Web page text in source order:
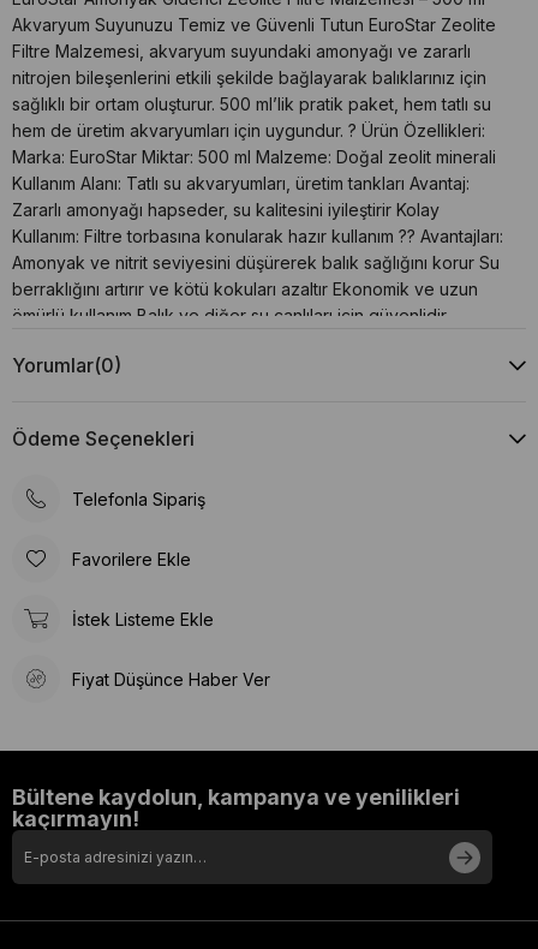
Akvaryum Suyunuzu Temiz ve Güvenli Tutun EuroStar Zeolite
Filtre Malzemesi, akvaryum suyundaki amonyağı ve zararlı
nitrojen bileşenlerini etkili şekilde bağlayarak balıklarınız için
sağlıklı bir ortam oluşturur. 500 ml’lik pratik paket, hem tatlı su
hem de üretim akvaryumları için uygundur. ? Ürün Özellikleri:
Marka: EuroStar Miktar: 500 ml Malzeme: Doğal zeolit minerali
Kullanım Alanı: Tatlı su akvaryumları, üretim tankları Avantaj:
Zararlı amonyağı hapseder, su kalitesini iyileştirir Kolay
Kullanım: Filtre torbasına konularak hazır kullanım ?? Avantajları:
Amonyak ve nitrit seviyesini düşürerek balık sağlığını korur Su
berraklığını artırır ve kötü kokuları azaltır Ekonomik ve uzun
ömürlü kullanım Balık ve diğer su canlıları için güvenlidir
Tatlı su akvaryumları Karantina ve üretim tankları Hava motoru
Yorumlar(0)
Ödeme Seçenekleri
Telefonla Sipariş
Favorilere Ekle
İstek Listeme Ekle
Fiyat Düşünce Haber Ver
Bültene kaydolun, kampanya ve yenilikleri
kaçırmayın!